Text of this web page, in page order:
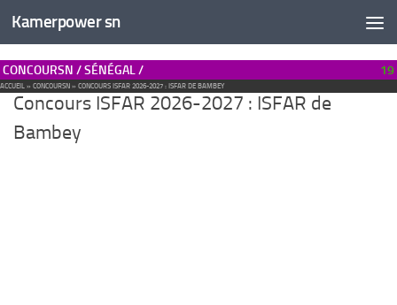
Kamerpower sn
CONCOURSN / SÉNÉGAL / 19
ACCUEIL » CONCOURSN » CONCOURS ISFAR 2026-2027 : ISFAR DE BAMBEY
Concours ISFAR 2026-2027 : ISFAR de
Bambey